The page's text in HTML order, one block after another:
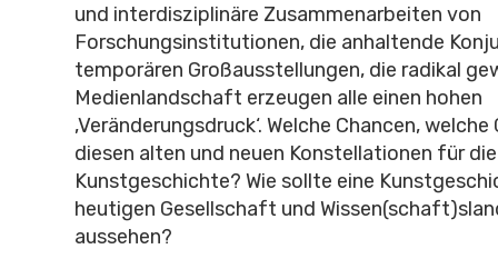
und interdisziplinäre Zusammenarbeiten von
Forschungsinstitutionen, die anhaltende
temporären Großausstellungen, die radikal
Medienlandschaft erzeugen alle einen hohen
‚Veränderungsdruck‘. Welche Chancen,
diesen alten und neuen Konstellationen für die
Kunstgeschichte? Wie sollte eine
heutigen Gesellschaft und
aussehen?